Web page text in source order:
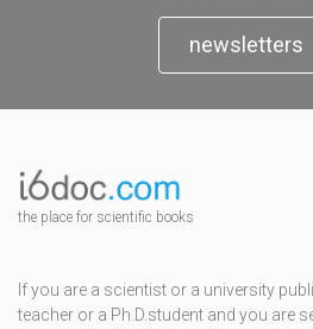
newsletters
the place for scientific books
If you are a scientist or a university
teacher or a Ph.D.student and you are